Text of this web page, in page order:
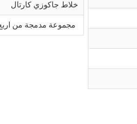
خلاط جاكوزي كارتال